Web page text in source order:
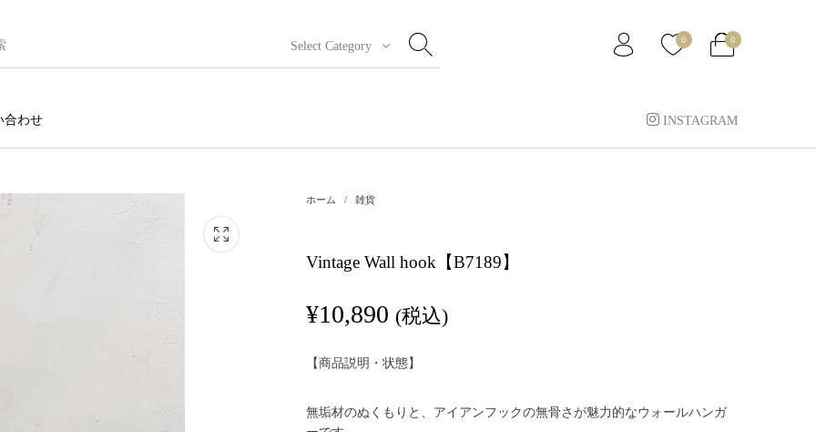
Select Category 0 0
合わせ INSTAGRAM
ホーム / 雑貨
Vintage Wall hook【B7189】
¥10,890 (税込)
【商品説明・状態】
無垢材のぬくもりと、アイアンフックの無骨さが魅力的なウォールハンガ